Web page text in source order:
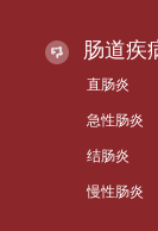
肠道疾
直肠炎
急性肠炎
结肠炎
慢性肠炎